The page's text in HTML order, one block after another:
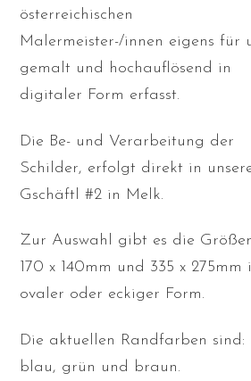
österreichischen
Malermeister-/innen eigens für
gemalt und hochauflösend in
digitaler Form erfasst.
Die Be- und Verarbeitung der
Schilder, erfolgt direkt in
Gschäftl #2 in Melk.
Zur Auswahl gibt es die
170 x 140mm und 335 x 275mm
ovaler oder eckiger Form.
Die aktuellen Randfarben sind:
blau, grün und braun.